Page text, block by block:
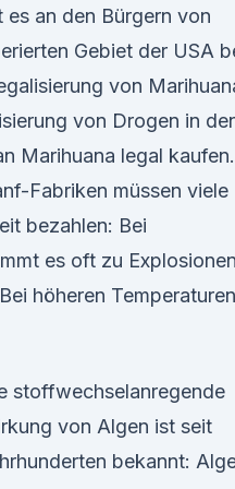
an den Bürgern von
Gebiet der USA
von
von Drogen in
Marihuana legal kaufen.
Fabriken müssen viele
bezahlen: Bei
es oft zu
höheren Temperaturen
stoffwechselanregende
von Algen ist seit
bekannt: